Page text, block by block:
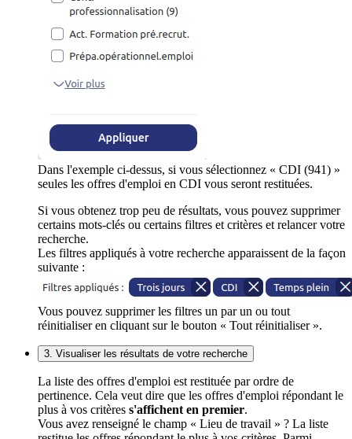
Dans l'exemple ci-dessus, si vous sélectionnez « CDI (941) »
seules les offres d'emploi en CDI vous seront restituées.
Si vous obtenez trop peu de résultats, vous pouvez supprimer
certains mots-clés ou certains filtres et critères et relancer votre
recherche.
Les filtres appliqués à votre recherche apparaissent de la façon
suivante :
Vous pouvez supprimer les filtres un par un ou tout
réinitialiser en cliquant sur le bouton « Tout réinitialiser ».
3. Visualiser les résultats de votre recherche
La liste des offres d'emploi est restituée par ordre de
pertinence. Cela veut dire que les offres d'emploi répondant le
plus à vos critères s'affichent en premier.
Vous avez renseigné le champ « Lieu de travail » ? La liste